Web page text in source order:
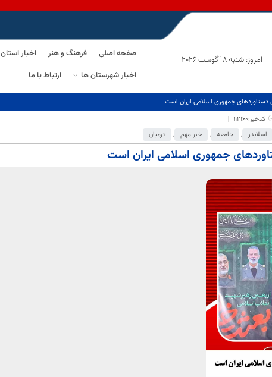
امروز: شنبه 8 آگوست 2026
صفحه اصلی فرهنگ و هنر اخبار استان
اخبار شهرستان ها
ارتباط با ما
جمهوری اسلامی ایران است
کدخبر:112160
اسلایدر , جامعه , خبر مهم , درمیان
جمهوری اسلامی ایران است